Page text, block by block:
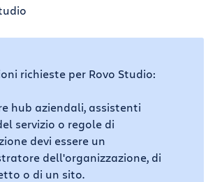
richieste per Rovo Studio:
hub aziendali, assistenti
servizio o regole di
devi essere un
dell'organizzazione, di
o di un sito.